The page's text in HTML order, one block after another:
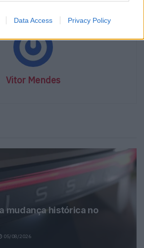
Data Access Privacy Policy
Vitor Mendes
mudança histórica no
05/08/2026